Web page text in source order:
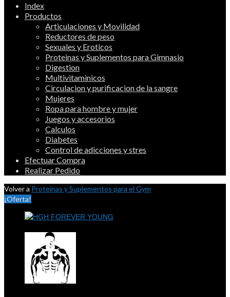
Index
Productos
Articulaciones y Movilidad
Reductores de peso
Sexuales y Eroticos
Proteinas y Suplementos para Gimnasio
Digestion
Multivitaminicos
Circulacion y purificacion de la sangre
Mujeres
Ropa para hombre y mujer
Juegos y accesorios
Calculos
Diabetes
Control de adicciones y stres
Efectuar Compra
Realizar Pedido
Volver a Proteínas y Suplementos para el Gym
¡Oferta!